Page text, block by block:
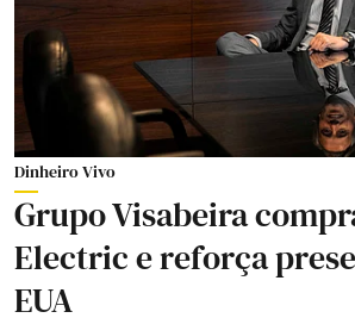
Dinheiro Vivo
Grupo Visabeira
Electric e reforça
EUA